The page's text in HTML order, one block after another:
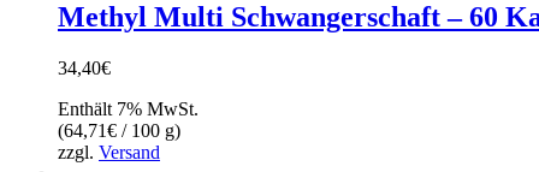
Methyl Multi Schwangerschaft – 60
34,40€
Enthält 7% MwSt.
(64,71€ / 100 g)
zzgl. Versand